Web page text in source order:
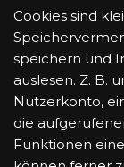
Cookies sind
speichern und
auslesen. Z. B.
Nutzerkonto,
die
Funktionen